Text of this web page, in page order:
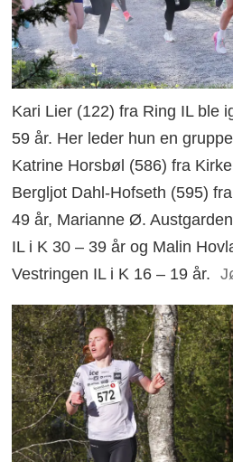
Kari Lier (122) fra Ring IL ble
59 år. Her leder hun en
Katrine Horsbøl (586) fra
Bergljot Dahl-Hofseth (595)
49 år, Marianne Ø.
IL i K 30 – 39 år og Malin
Vestringen IL i K 16 – 19 år.